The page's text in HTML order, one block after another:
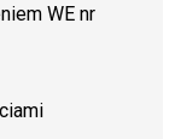
WE nr